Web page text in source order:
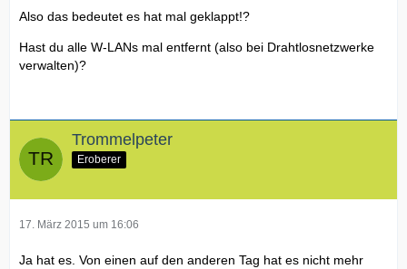
Also das bedeutet es hat mal geklappt!?
Hast du alle W-LANs mal entfernt (also bei Drahtlosnetzwerke
verwalten)?
Trommelpeter
Eroberer
17. März 2015 um 16:06
Ja hat es. Von einen auf den anderen Tag hat es nicht mehr